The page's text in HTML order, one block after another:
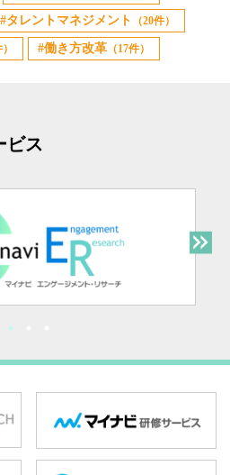
タレントマネジメント （20件）
働き方改革 （17件）
ビス